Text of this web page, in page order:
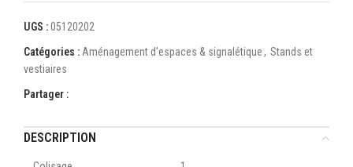
UGS :05120202
Catégories :Aménagement d’espaces & signalétique, Stands et
vestiaires
Partager :
DESCRIPTION